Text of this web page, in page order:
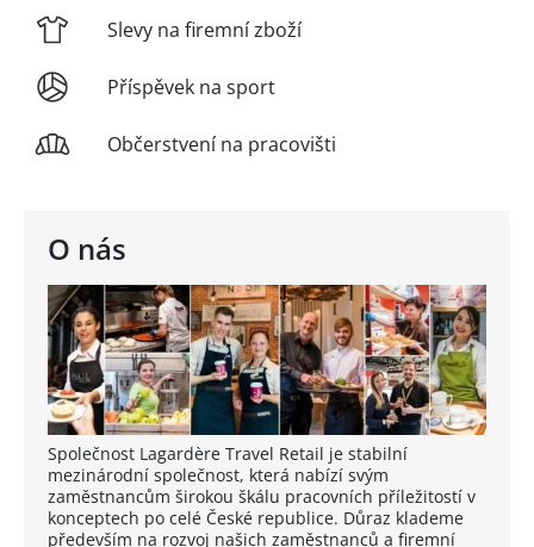
O nás
Společnost Lagardère Travel Retail je stabilní
mezinárodní společnost, která nabízí svým
zaměstnancům širokou škálu pracovních příležitostí v
konceptech po celé České republice. Důraz klademe
především na rozvoj našich zaměstnanců a firemní
Slevy na firemní zboží
Příspěvek na sport
Občerstvení na pracovišti